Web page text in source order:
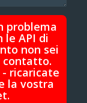
problema
le API di
non sei
contatto.
ricaricate
la vostra